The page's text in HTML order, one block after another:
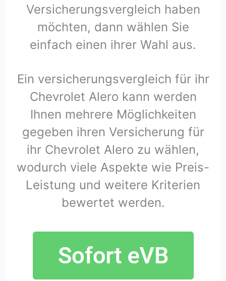
Versicherungsvergleich haben
möchten, dann wählen Sie
einfach einen ihrer Wahl aus.
Ein versicherungsvergleich für ihr
Chevrolet Alero kann werden
Ihnen mehrere Möglichkeiten
gegeben ihren Versicherung für
ihr Chevrolet Alero zu wählen,
wodurch viele Aspekte wie Preis-
Leistung und weitere Kriterien
bewertet werden.